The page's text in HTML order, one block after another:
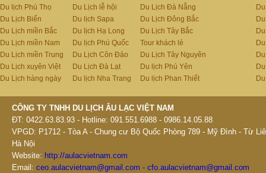
Du lịch Phú Thọ
Du Lịch Biển
Du Lịch miền Bắc
Du Lịch miền Nam
Du Lịch miền Trung
Du Lịch xuyên Việt
Du Lịch hàng ngày
Du Lịch lễ hội
Du lịch Sapa
Du lịch Hạ Long
Du lịch Phú Quốc
Du Lịch Côn Đảo
Du Lịch Đà Lạt
Du lịch Nha Trang
Du Lịch Đà Nẵng
Du Lịch Đông Bắc
Du Lịch Tây Bắc
Tour khách lẻ
Du Lịch Tây Nguyên
Du lịch Phú Yên
Du lịch Phan Thiết
CÔNG TY TNHH DU LỊCH ÂU LẠC VIỆT NAM
ĐT: 0422.63.83.93 - Hotline: 091.551.6988 - 0986.14.05.88
VPGD: P1712 - Tòa A - Chung cư Bộ Quốc Phòng 789 - Mỹ Đình - Từ
Hà Nội
Website: http://aulacvietnam.com
Email: ceo.aulacvietnam@gmail.com - cfo.aulacvietnam@gmail.com